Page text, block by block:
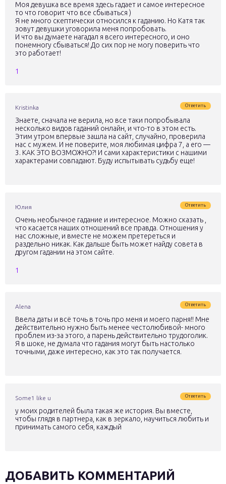
Моя девушка все время здесь гадает и самое интересное
то что говорит что все сбываться )
Я не много скептически относился к гаданию. Но Катя так
зовут девушки уговорила меня попробовать.
И что вы думаете нагадал я всего интересного, и оно
понемногу сбываться! До сих пор не могу поверить что
это работает!
1
Kristinka Ответить
Знаете, сначала не верила, но все таки попробывала
несколько видов гаданий онлайн, и что-то в этом есть.
Этим утром впервые зашла на сайт, случайно, проверила
нас с мужем. И не поверите, моя любимая цифра 7, а его —
3. КАК ЭТО ВОЗМОЖНО?! И сами характеристики с нашими
характерами совпадают. Буду испытывать судьбу еще!
Юлия Ответить
Очень необычное гадание и интересное. Можно сказать ,
что касается наших отношений все правда. Отношения у
нас сложные, и вместе не можем претереться и
раздельно никак. Как дальше быть может найду совета в
другом гадании на этом сайте.
1
Alena Ответить
Ввела даты и всё точь в точь про меня и моего парня!! Мне
действительно нужно быть менее честолюбивой- много
проблем из-за этого, а парень действительно трудоголик.
Я в шоке, не думала что гадания могут быть настолько
точными, даже интересно, как это так получается.
Some1 like u Ответить
у моих родителей была такая же история. Вы вместе,
чтобы глядя в партнера, как в зеркало, научиться любить и
принимать самого себя, каждый
ДОБАВИТЬ КОММЕНТАРИЙ